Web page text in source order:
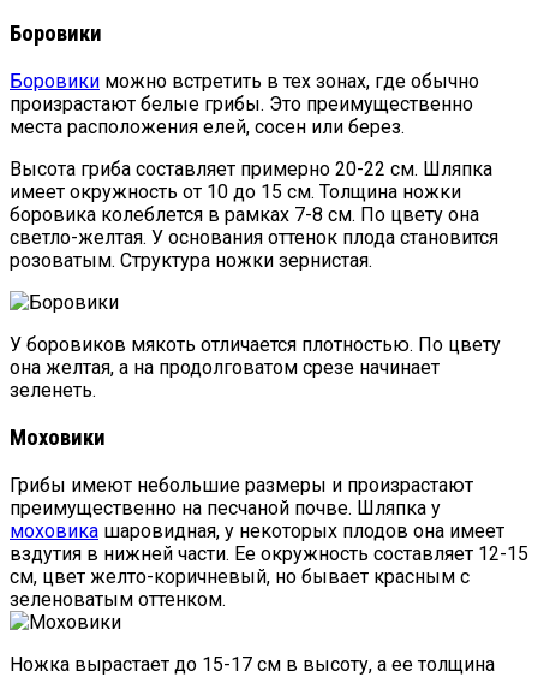
Боровики
Боровики можно встретить в тех зонах, где обычно
произрастают белые грибы. Это преимущественно
места расположения елей, сосен или берез.
Высота гриба составляет примерно 20-22 см. Шляпка
имеет окружность от 10 до 15 см. Толщина ножки
боровика колеблется в рамках 7-8 см. По цвету она
светло-желтая. У основания оттенок плода становится
розоватым. Структура ножки зернистая.
У боровиков мякоть отличается плотностью. По цвету
она желтая, а на продолговатом срезе начинает
зеленеть.
Моховики
Грибы имеют небольшие размеры и произрастают
преимущественно на песчаной почве. Шляпка у
моховика шаровидная, у некоторых плодов она имеет
вздутия в нижней части. Ее окружность составляет 12-15
см, цвет желто-коричневый, но бывает красным с
зеленоватым оттенком.
Ножка вырастает до 15-17 см в высоту, а ее толщина